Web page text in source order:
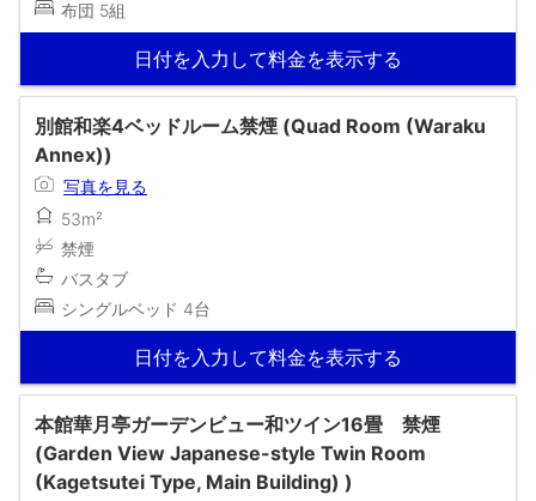
布団 5組
日付を入力して料金を表示する
別館和楽4ベッドルーム禁煙 (Quad Room (Waraku
Annex))
写真を見る
53m²
禁煙
バスタブ
シングルベッド 4台
日付を入力して料金を表示する
本館華月亭ガーデンビュー和ツイン16畳 禁煙
(Garden View Japanese-style Twin Room
(Kagetsutei Type, Main Building) )